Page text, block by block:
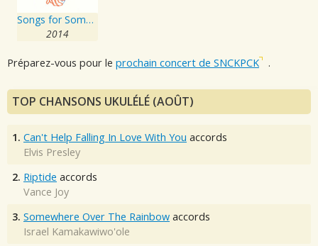
Songs for Someone You Love
2014
Préparez-vous pour le prochain concert de SNCKPCK .
TOP CHANSONS UKULÉLÉ (AOÛT)
1. Can't Help Falling In Love With You accords
Elvis Presley
2. Riptide accords
Vance Joy
3. Somewhere Over The Rainbow accords
Israel Kamakawiwo'ole